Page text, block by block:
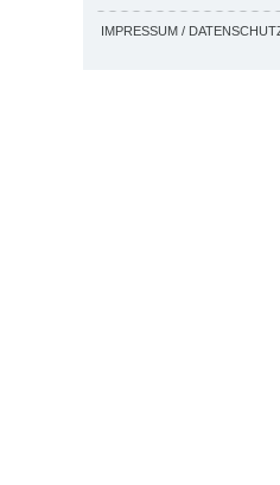
IMPRESSUM /